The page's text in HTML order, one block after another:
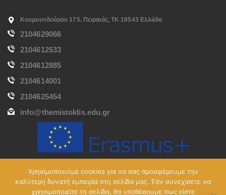
Κουμουνδούρου 175. Πειραιάς, ΤΚ 18543 Ελλάδα
2104629066
2104612533
2104612885
2104614001
2104625454
info@themistoklis.edu.gr
Χρησιμοποιούμε cookies για να σας προσφέρουμε την
καλύτερη δυνατή εμπειρία στη σελίδα μας. Εάν συνεχίσετε να
χρησιμοποιείτε τη σελίδα, θα υποθέσουμε πως είστε